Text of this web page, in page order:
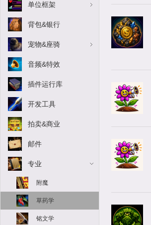
单位框架
背包&银行
宠物&座骑
音频&特效
插件运行库
开发工具
拍卖&商业
邮件
专业
附魔
草药学
铭文学